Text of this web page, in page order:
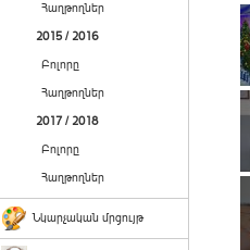
Հաղթողներ
2015 / 2016
Բոլորը
Հաղթողներ
2017 / 2018
Բոլորը
Հաղթողներ
Նկարչական մրցույթ